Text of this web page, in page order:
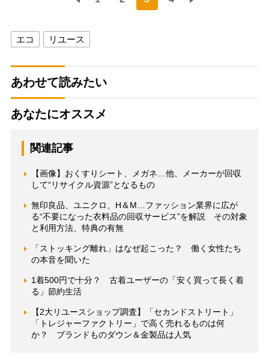
エコ リユース
あわせて読みたい
あなたにオススメ
関連記事
【画像】おくすりシート、メガネ…他、メーカーが回収
して“リサイクル資源”となるもの
無印良品、ユニクロ、H＆M…ファッション業界に広が
る“不要になった衣料品の回収サービス”を解説 その対象
と利用方法、特典の有無
「ストッキング離れ」はなぜ起こった？ 働く女性たち
の本音を聞いた
1着500円で十分？ 古着ユーザーの「安く買って長く着
る」節約生活
【2大リユースショップ調査】「セカンドストリート」
「トレジャーファクトリー」で高く売れるものは何
か？ ブランドものダウン＆金製品は人気